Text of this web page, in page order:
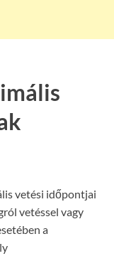
vetési időpontjai
vetéssel vagy
a